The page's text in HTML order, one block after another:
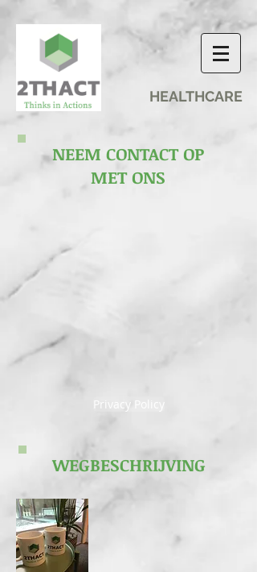
HEALTHCARE
NEEM CONTACT OP
MET ONS
Privacy Policy
WEGBESCHRIJVING